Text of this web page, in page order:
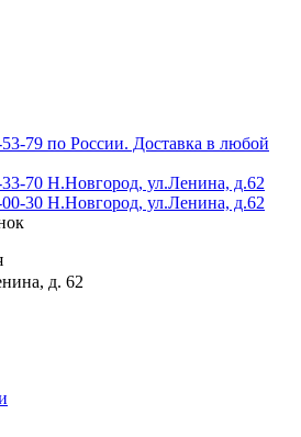
79 по России. Доставка в любой
70 Н.Новгород, ул.Ленина, д.62
30 Н.Новгород, ул.Ленина, д.62
д. 62